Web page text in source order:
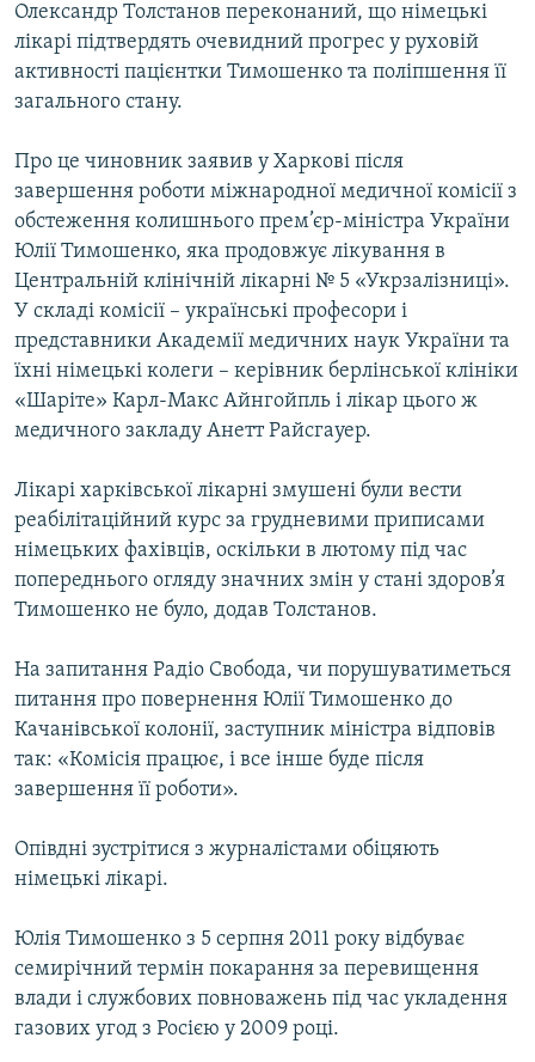
Усі сайти RFE/RL
Олександр Толстанов переконаний, що німецькі
лікарі підтвердять очевидний прогрес у руховій
активності пацієнтки Тимошенко та поліпшення її
загального стану.
Про це чиновник заявив у Харкові після
завершення роботи міжнародної медичної комісії з
обстеження колишнього прем’єр-міністра України
Юлії Тимошенко, яка продовжує лікування в
Центральній клінічній лікарні № 5 «Укрзалізниці».
У складі комісії – українські професори і
представники Академії медичних наук України та
їхні німецькі колеги – керівник берлінської клініки
«Шаріте» Карл-Макс Айнгойпль і лікар цього ж
медичного закладу Анетт Райсгауер.
Лікарі харківської лікарні змушені були вести
реабілітаційний курс за грудневими приписами
німецьких фахівців, оскільки в лютому під час
попереднього огляду значних змін у стані здоров’я
Тимошенко не було, додав Толстанов.
На запитання Радіо Свобода, чи порушуватиметься
питання про повернення Юлії Тимошенко до
Качанівської колонії, заступник міністра відповів
так: «Комісія працює, і все інше буде після
завершення її роботи».
Опівдні зустрітися з журналістами обіцяють
німецькі лікарі.
Юлія Тимошенко з 5 серпня 2011 року відбуває
семирічний термін покарання за перевищення
влади і службових повноважень під час укладення
газових угод з Росією у 2009 році.